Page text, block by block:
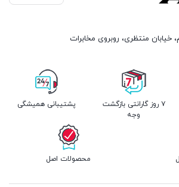
خیابان منتظری، روبروی مخابرات
۷ روز گارانتی بازگشت
وجه
پشتیبانی همیشگی
محصولات اصل